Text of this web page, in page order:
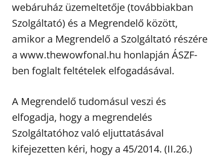
webáruház üzemeltetője (továbbiakban
Szolgáltató) és a Megrendelő között,
amikor a Megrendelő a Szolgáltató részére
a www.thewowfonal.hu honlapján ÁSZF-
ben foglalt feltételek elfogadásával.
A Megrendelő tudomásul veszi és
elfogadja, hogy a megrendelés
Szolgáltatóhoz való eljuttatásával
kifejezetten kéri, hogy a 45/2014. (II.26.)